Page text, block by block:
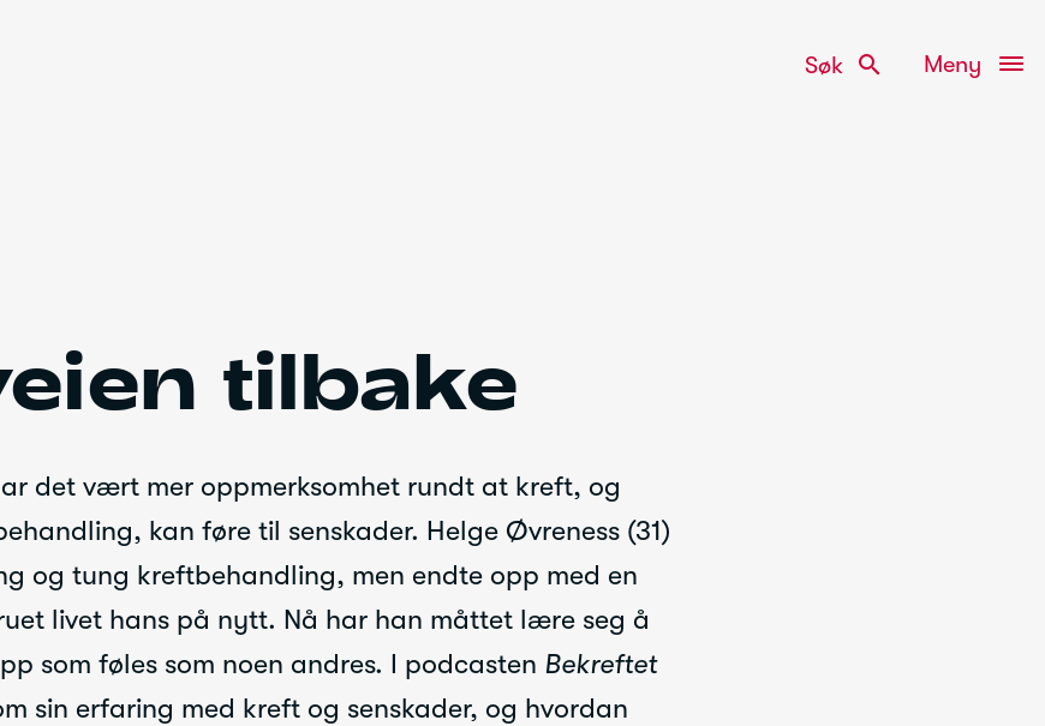
Søk search Meny
tilbake
det vært mer oppmerksomhet rundt at kreft, og
kan føre til senskader. Helge Øvreness (31)
og tung kreftbehandling, men endte opp med en
livet hans på nytt. Nå har han måttet lære seg å
som føles som noen andres. I podcasten Bekreftet
sin erfaring med kreft og senskader, og hvordan